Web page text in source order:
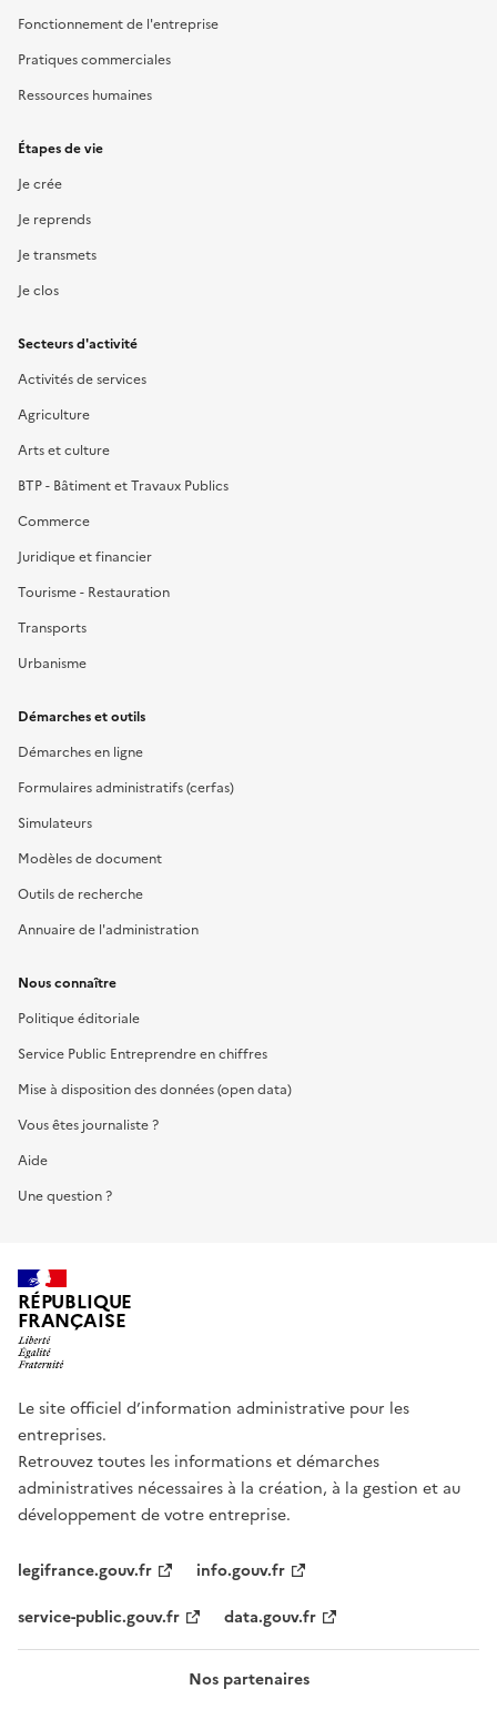
Fonctionnement de l'entreprise
Pratiques commerciales
Ressources humaines
Étapes de vie
Je crée
Je reprends
Je transmets
Je clos
Secteurs d'activité
Activités de services
Agriculture
Arts et culture
BTP - Bâtiment et Travaux Publics
Commerce
Juridique et financier
Tourisme - Restauration
Transports
Urbanisme
Démarches et outils
Démarches en ligne
Formulaires administratifs (cerfas)
Simulateurs
Modèles de document
Outils de recherche
Annuaire de l'administration
Nous connaître
Politique éditoriale
Service Public Entreprendre en chiffres
Mise à disposition des données (open data)
Vous êtes journaliste ?
Aide
Une question ?
RÉPUBLIQUE
FRANÇAISE
Le site officiel d’information administrative pour les
entreprises.
Retrouvez toutes les informations et démarches
administratives nécessaires à la création, à la gestion et au
développement de votre entreprise.
legifrance.gouv.fr
info.gouv.fr
service-public.gouv.fr
data.gouv.fr
Nos partenaires